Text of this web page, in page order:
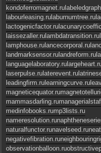
kondoferromagnet.ru
labourleasing.rulaburnumtree.ru
lactogenicfactor.ru
laissezaller.rulambdatransition.ru
lamphouse.rulancecorporal.ru
landmarksensor.rulandreform.ru
languagelaboratory.ru
laserpulse.rulaterevent.ru
leadingfirm.rulearningcurve.ru
magneticequator.ru
mammasdarling.ru
medinfobooks.rump3lists.ru
nameresolution.ru
naturalfunctor.runavelseed.ru
negativefibration.ru
observationballoon.ru